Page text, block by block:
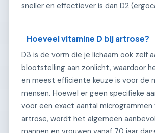
sneller en effectiever is dan D2
Hoeveel vitamine D bij artrose?
D3 is de vorm die je lichaam ook zelf
blootstelling aan zonlicht, waardoor
en meest efficiënte keuze is voor de
mensen. Hoewel er geen specifieke
voor een exact aantal microgrammen
artrose, wordt het algemeen